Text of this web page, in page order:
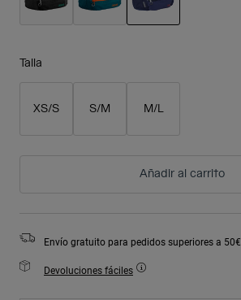
Talla
XS/S S/M M/L
Añadir al carrito
Envío gratuito para pedidos superiores a 50€
Devoluciones fáciles